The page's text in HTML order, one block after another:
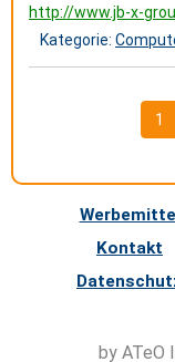
http://www.jb-x-
Kategorie:
1
Kontakt
by ATeO